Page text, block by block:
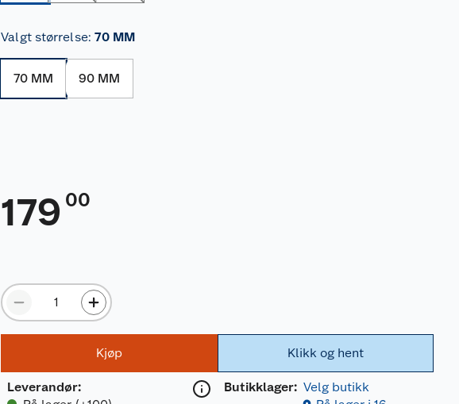
Valgt størrelse: 70 MM
70 MM 90 MM
179 00
Kjøp
Leverandør:
Klikk og hent
Butikklager: Velg butikk